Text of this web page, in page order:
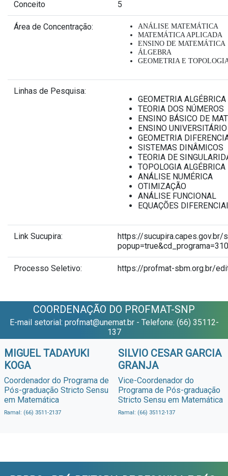
Conceito 5
Área de Concentração:
ANÁLISE MATEMÁTICA
MATEMÁTICA APLICADA
ENSINO DE MATEMÁTICA
ÁLGEBRA
GEOMETRIA E
Linhas de Pesquisa:
GEOMETRIA ALGÉBRICA
TEORIA DOS NÚMEROS
ENSINO BÁSICO DE
ENSINO
GEOMETRIA
SISTEMAS DINÂMICOS
TEORIA DE
TOPOLOGIA ALGÉBRICA
ANÁLISE NUMÉRICA
OTIMIZAÇÃO
ANÁLISE FUNCIONAL
EQUAÇÕES
Link Sucupira:
https://
Processo Seletivo: https://profmat-sbm.org.br/
COORDENAÇÃO DO PROFMAT-SNP
E-mail setorial: profmat@unemat.br - Telefone: (66) 35112-
137
MIGUEL TADAYUKI
KOGA
Coordenador do Programa de
Pós-graduação Stricto Sensu
em Matemática
Ramal: (66) 3511-2137
SILVIO CESAR GARCIA
GRANJA
Vice-Coordenador do
Programa de Pós-graduação
Stricto Sensu em Matemática
Ramal: (66) 35112-137